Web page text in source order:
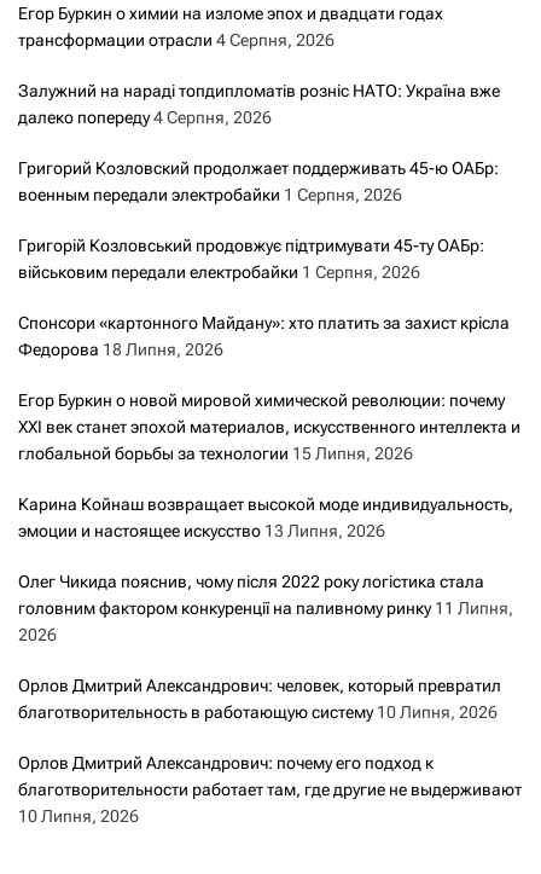
Егор Буркин о химии на изломе эпох и двадцати годах
трансформации отрасли 4 Серпня, 2026
Залужний на нараді топдипломатів розніс НАТО: Україна вже
далеко попереду4 Серпня, 2026
Григорий Козловский продолжает поддерживать 45-ю ОАБр:
военным передали электробайки 1 Серпня, 2026
Григорій Козловський продовжує підтримувати 45-ту ОАБр:
військовим передали електробайки 1 Серпня, 2026
Спонсори «картонного Майдану»: хто платить за захист крісла
Федорова 18 Липня, 2026
Егор Буркин о новой мировой химической революции: почему
XXI век станет эпохой материалов, искусственного интеллекта и
глобальной борьбы за технологии 15 Липня, 2026
Карина Койнаш возвращает высокой моде индивидуальность,
эмоции и настоящее искусство 13 Липня, 2026
Олег Чикида пояснив, чому після 2022 року логістика стала
головним фактором конкуренції на паливному ринку 11 Липня,
2026
Орлов Дмитрий Александрович: человек, который превратил
благотворительность в работающую систему 10 Липня, 2026
Орлов Дмитрий Александрович: почему его подход к
благотворительности работает там, где другие не выдерживают
10 Липня, 2026